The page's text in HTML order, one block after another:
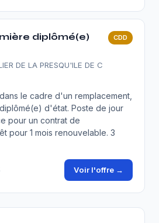
diplômé(e)
CDD
DE LA PRESQU'ILE DE C
le cadre d'un remplacement,
d'état. Poste de jour
pour un contrat de
pour 1 mois renouvelable. 3
Voir l'offre →